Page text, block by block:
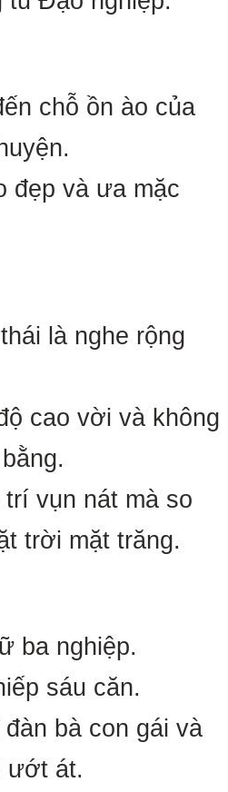
chỗ ồn ào của
đẹp và ưa mặc
là nghe rộng
cao vời và không
vụn nát mà so
trời mặt trăng.
ba nghiệp.
sáu căn.
bà con gái và
ướt át.